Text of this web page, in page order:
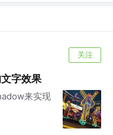
关注
字效果
来实现